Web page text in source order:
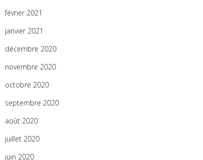
février 2021
janvier 2021
décembre 2020
novembre 2020
octobre 2020
septembre 2020
août 2020
juillet 2020
juin 2020